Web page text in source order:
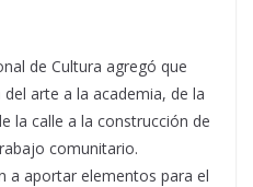
de Cultura agregó que
arte a la academia, de la
la calle a la construcción de
comunitario.
a aportar elementos para el